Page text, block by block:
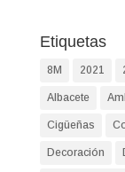
Etiquetas
8M 2021
Albacete
Cigüeñas
Decoración